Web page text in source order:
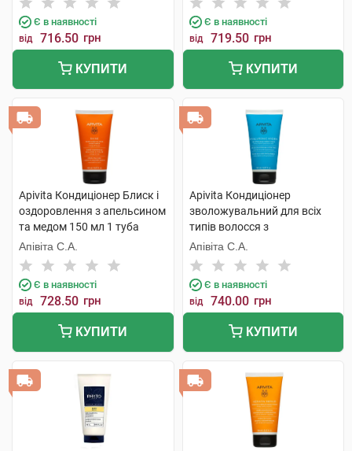
Є в наявності
від 716.50 грн
КУПИТИ
Є в наявності
від 719.50 грн
КУПИТИ
Apivita Кондиціонер Блиск і
оздоровлення з апельсином
та медом 150 мл 1 туба
Апівіта С.А.
Є в наявності
від 728.50 грн
КУПИТИ
Apivita Кондиціонер
зволожувальний для всіх
типів волосся з
гіалуроновою кислотою та
алое 150 мл 1 туба
Апівіта С.А.
Є в наявності
від 740.00 грн
КУПИТИ